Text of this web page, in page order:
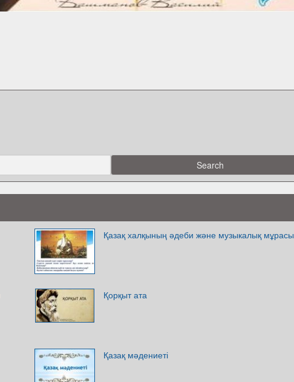
Қазақ халқының әдеби және музыкалық мұрасы
Қорқыт ата
Қазақ мәдениеті